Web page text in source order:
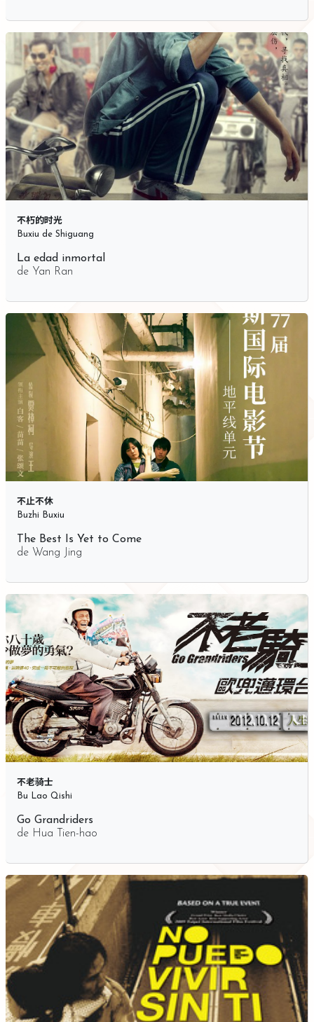
不朽的时光
Buxiu de Shiguang
La edad inmortal
de Yan Ran
不止不休
Buzhi Buxiu
The Best Is Yet to Come
de Wang Jing
不老骑士
Bu Lao Qishi
Go Grandriders
de Hua Tien-hao